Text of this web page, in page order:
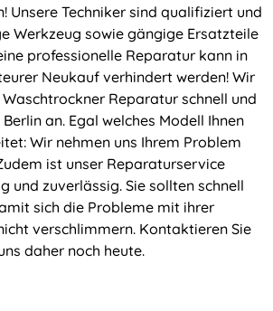
Unsere Techniker sind qualifiziert und
Werkzeug sowie gängige Ersatzteile
professionelle Reparatur kann in
Neukauf verhindert werden! Wir
Reparatur schnell und
an. Egal welches Modell Ihnen
Wir nehmen uns Ihrem Problem
ist unser Reparaturservice
und zuverlässig. Sie sollten schnell
sich die Probleme mit ihrer
verschlimmern. Kontaktieren Sie
daher noch heute.